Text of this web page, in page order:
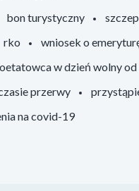
bon turystyczny
rko wniosek o
w dzień wolny
przerwy
na covid-19